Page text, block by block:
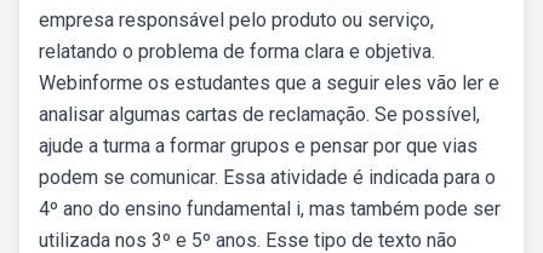
empresa responsável pelo produto ou serviço,
relatando o problema de forma clara e objetiva.
Webinforme os estudantes que a seguir eles vão ler e
analisar algumas cartas de reclamação. Se possível,
ajude a turma a formar grupos e pensar por que vias
podem se comunicar. Essa atividade é indicada para o
4º ano do ensino fundamental i, mas também pode ser
utilizada nos 3º e 5º anos. Esse tipo de texto não